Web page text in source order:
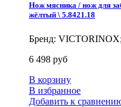
Нож мясника / нож для
жёлтый \ 5.8421.18
Бренд:
6 498 руб
В корзину
В избранное
Добавить к